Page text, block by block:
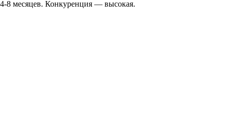
8 месяцев. Конкуренция — высокая.